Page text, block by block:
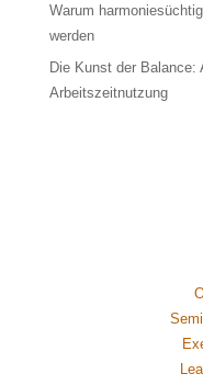
Warum
werden
Die Kunst der Balance:
Arbeitszeitnutzung